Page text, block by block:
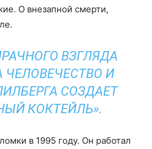
О внезапной смерти,
ВЗГЛЯДА
ЧЕЛОВЕЧЕСТВО И
СОЗДАЕТ
КОКТЕЙЛЬ».
в 1995 году. Он работал